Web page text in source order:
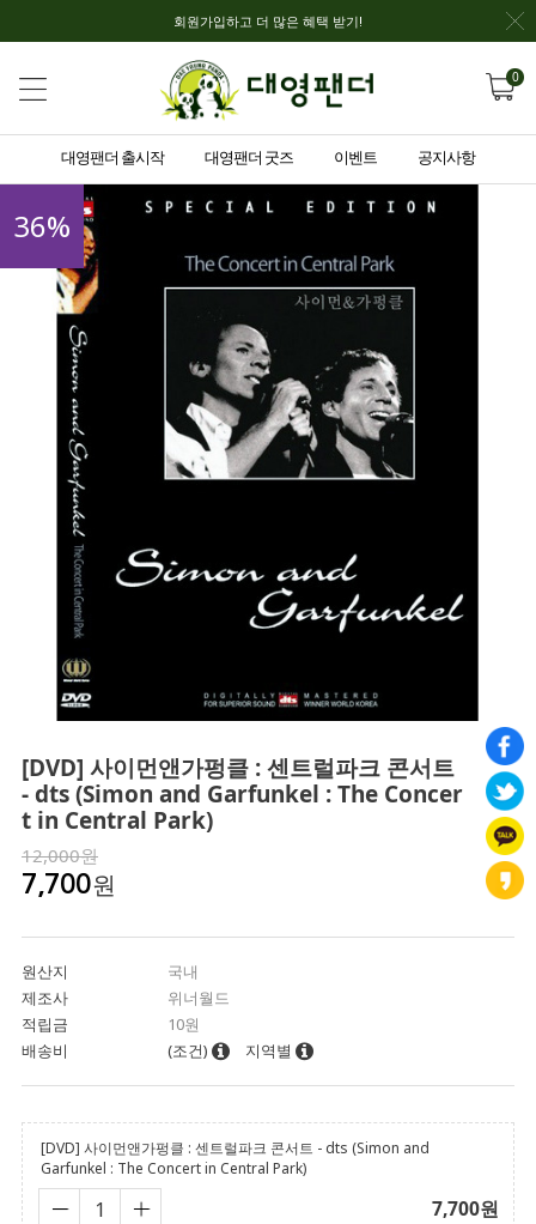
회원가입하고 더 많은 혜택 받기!
0
대영팬더 출시작 대영팬더 굿즈 이벤트 공지사항
36%
[DVD] 사이먼앤가펑클 : 센트럴파크 콘서트
- dts (Simon and Garfunkel : The Concer
t in Central Park)
12,000원
7,700원
원산지
국내
제조사
위너월드
적립금
10원
배송비
(조건) 지역별
[DVD] 사이먼앤가펑클 : 센트럴파크 콘서트 - dts (Simon and
Garfunkel : The Concert in Central Park)
7,700원